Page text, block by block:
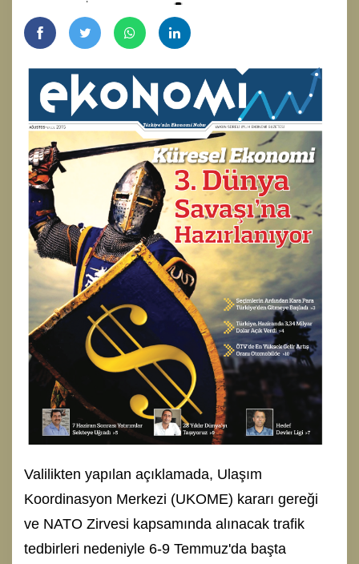
Valilikten yapılan açıklamada, Ulaşım
Koordinasyon Merkezi (UKOME) kararı gereği
ve NATO Zirvesi kapsamında alınacak trafik
tedbirleri nedeniyle 6-9 Temmuz'da başta